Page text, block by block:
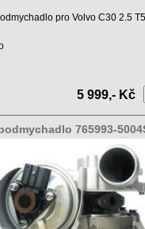
pro Volvo C30 2.5 T5
5 999,- Kč
765993-